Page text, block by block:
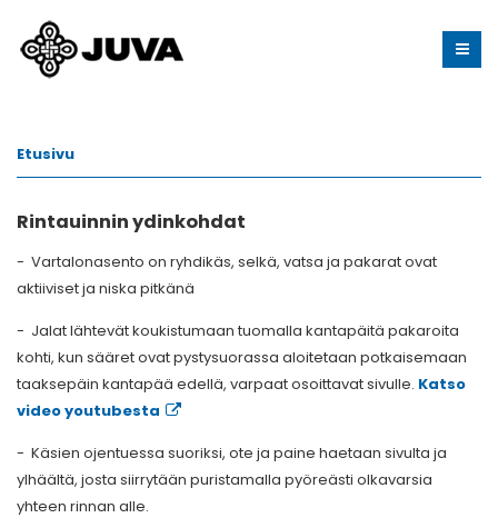
Etusivu
Rintauinnin ydinkohdat
- Vartalonasento on ryhdikäs, selkä, vatsa ja pakarat ovat
aktiiviset ja niska pitkänä
- Jalat lähtevät koukistumaan tuomalla kantapäitä pakaroita
kohti, kun sääret ovat pystysuorassa aloitetaan potkaisemaan
taaksepäin kantapää edellä, varpaat osoittavat sivulle. Katso
video youtubesta
- Käsien ojentuessa suoriksi, ote ja paine haetaan sivulta ja
ylhäältä, josta siirrytään puristamalla pyöreästi olkavarsia
yhteen rinnan alle.